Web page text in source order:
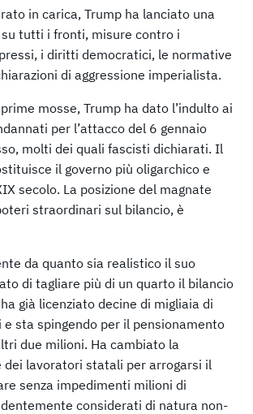
in carica, Trump ha lanciato una
tutti i fronti, misure contro i
i diritti democratici, le normative
di aggressione imperialista.
mosse, Trump ha dato l’indulto ai
per l’attacco del 6 gennaio
molti dei quali fascisti dichiarati. Il
il governo più oligarchico e
secolo. La posizione del magnate
straordinari sul bilancio, è
da quanto sia realistico il suo
di tagliare più di un quarto il bilancio
già licenziato decine di migliaia di
sta spingendo per il pensionamento
due milioni. Ha cambiato la
dei lavoratori statali per arrogarsi il
senza impedimenti milioni di
considerati di natura non-